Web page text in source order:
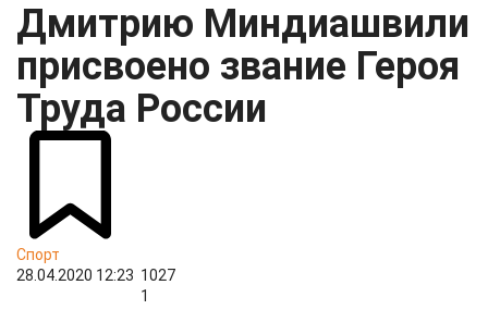
Дмитрию Миндиашвили
присвоено звание Героя
Труда России
Спорт
28.04.2020 12:23 1027
1